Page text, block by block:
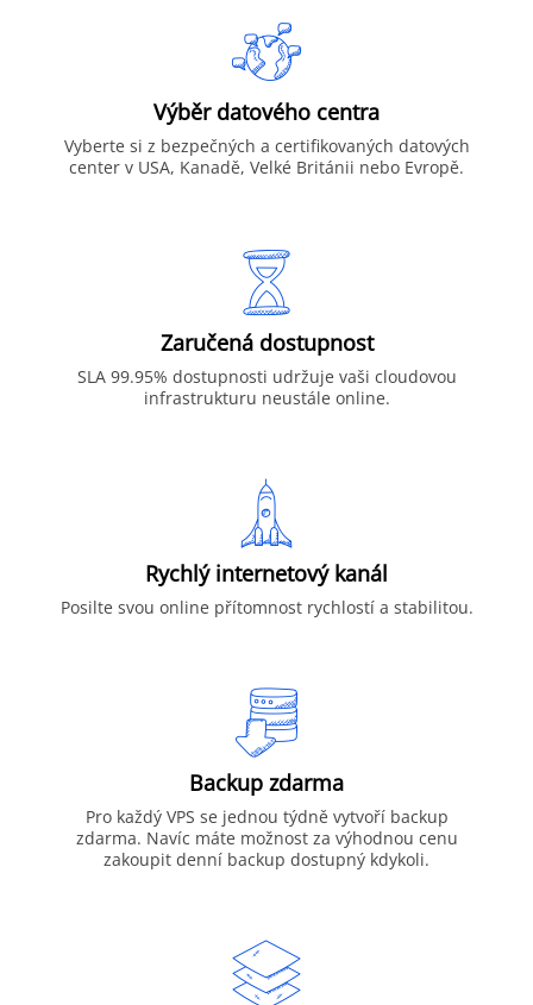
Výběr datového centra
Vyberte si z bezpečných a certifikovaných datových
center v USA, Kanadě, Velké Británii nebo Evropě.
Zaručená dostupnost
SLA 99.95% dostupnosti udržuje vaši cloudovou
infrastrukturu neustále online.
Rychlý internetový kanál
Posilte svou online přítomnost rychlostí a stabilitou.
Backup zdarma
Pro každý VPS se jednou týdně vytvoří backup
zdarma. Navíc máte možnost za výhodnou cenu
zakoupit denní backup dostupný kdykoli.